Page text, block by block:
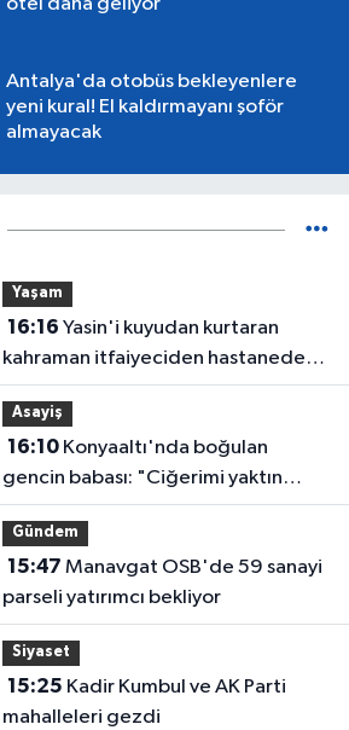
otel daha geliyor
Antalya'da otobüs bekleyenlere
yeni kural! El kaldırmayanı şoför
almayacak
Yaşam
16:16
kahraman itfaiyeciden hastanede
ziyaret
Asayiş
16:10Konyaaltı'nda boğulan
gencin babası: "Ciğerimi yaktın
babam"
Gündem
15:47
parseli yatırımcı bekliyor
Siyaset
15:25
mahalleleri gezdi